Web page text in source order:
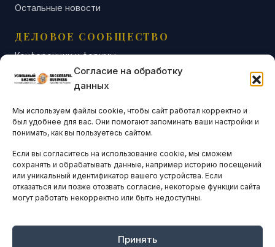
Согласие на обработку
данных
Мы используем файлы cookie, чтобы сайт работал корректно и
был удобнее для вас. Они помогают запоминать ваши настройки и
понимать, как вы пользуетесь сайтом.
Если вы согласитесь на использование cookie, мы сможем
сохранять и обрабатывать данные, например историю посещений
или уникальный идентификатор вашего устройства. Если
отказаться или позже отозвать согласие, некоторые функции сайта
могут работать некорректно или быть недоступны.
Принять
Остальные новости
ДЕЛОВОЕ СООБЩЕСТВО
Конференции и форумы
Бизнес-клубы и ассоциации
Остальные новости
АНАЛИТИКА И СТАТИСТИКА
ARTICLES IN ENGLISH
НАВИГАЦИЯ